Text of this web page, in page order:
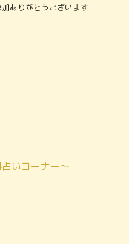
ありがとうございます
いコーナー～